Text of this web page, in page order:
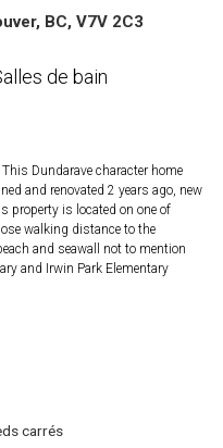
BC, V7V 2C3
de bain
Dundarave character home
and renovated 2 years ago, new
property is located on one of
walking distance to the
and seawall not to mention
and Irwin Park Elementary
carrés